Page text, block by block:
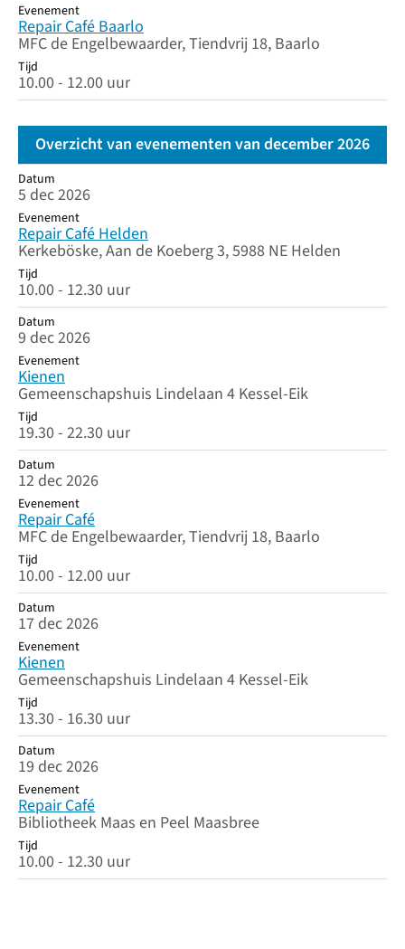
Evenement
Repair Café Baarlo
MFC de Engelbewaarder, Tiendvrij 18, Baarlo
Tijd
10.00 - 12.00 uur
Overzicht van evenementen van december 2026
Datum
Datum
5 dec 2026
Evenement
Repair Café Helden
Kerkeböske, Aan de Koeberg 3, 5988 NE Helden
Tijd
10.00 - 12.30 uur
Datum
9 dec 2026
Evenement
Kienen
Gemeenschapshuis Lindelaan 4 Kessel-Eik
Tijd
19.30 - 22.30 uur
Datum
12 dec 2026
Evenement
Repair Café
MFC de Engelbewaarder, Tiendvrij 18, Baarlo
Tijd
10.00 - 12.00 uur
Datum
17 dec 2026
Evenement
Kienen
Gemeenschapshuis Lindelaan 4 Kessel-Eik
Tijd
13.30 - 16.30 uur
Datum
19 dec 2026
Evenement
Repair Café
Bibliotheek Maas en Peel Maasbree
Tijd
10.00 - 12.30 uur